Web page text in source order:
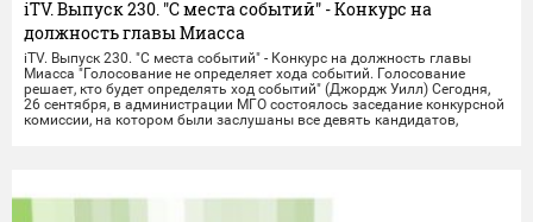
iTV. Выпуск 230. "С места событий" - Конкурс на
должность главы Миасса
iTV. Выпуск 230. "С места событий" - Конкурс на должность главы
Миасса "Голосование не определяет хода событий. Голосование
решает, кто будет определять ход событий" (Джордж Уилл) Сегодня,
26 сентября, в администрации МГО состоялось заседание конкурсной
комиссии, на котором были заслушаны все девять кандидатов,
массовой информации находились более 40 минут.